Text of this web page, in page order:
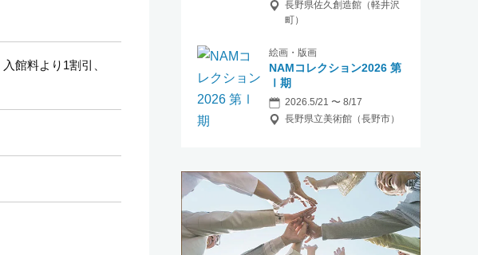
館料より1割引、
長野県佐久創造館（軽井沢
町）
絵画・版画
NAMコレクション2026 第
Ⅰ期
2026.5/21 〜 8/17
長野県立美術館（長野市）